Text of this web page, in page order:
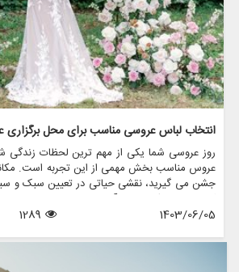
روز عروسی شما یکی از مهم ترین لحظات زندگی
عروس مناسب بخش مهمی از این تجربه است.
جشن می گیرید، نقشی حیاتی در تعیین سبک و
کند. چه در یک ساحل آفتاب زده، چه در باغی پر از
زیبای یک سالن رقص بگویید «من می کنم»، لباس
این مقاله به بررسی نحوه انتخاب لباس عروس
1403/06/05
1289